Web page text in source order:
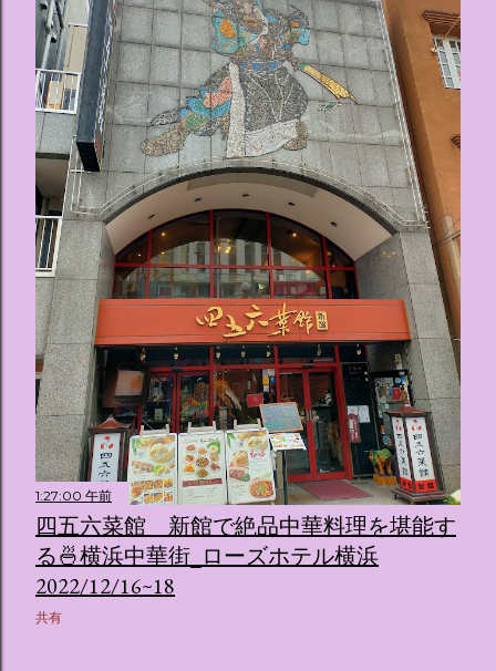
1:27:00 午前
四五六菜館 新館で絶品中華料理を堪能す
る🍜横浜中華街_ローズホテル横浜
2022/12/16~18
共有